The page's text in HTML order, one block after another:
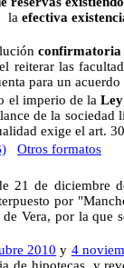
la efectiva
confirmatoria
reiterar las
para un
imperio de la
de la
exige el art.
Otros formatos
21 de diciembre
por
Vera, por la que
2010 y 4